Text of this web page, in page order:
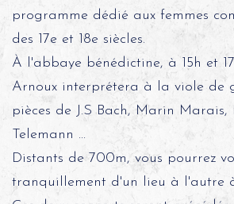
programme dédié aux femmes
des 17e et 18e siècles.
À l'abbaye bénédictine, à 15h et
Arnoux interprétera à la viole de
pièces de J.S Bach, Marin Marais,
Telemann ...
Distants de 700m, vous pourrez
tranquillement d'un lieu à l'autre